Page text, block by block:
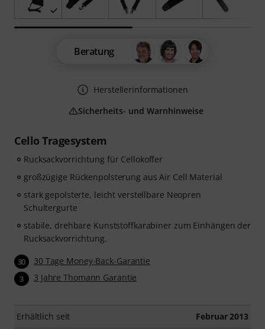
Cello Tragesystem
Rucksackvorrichtung für Cellokoffer
großzügige Rückenpolsterung aus Air Cell Material
stark gepolsterte, leicht verstellbare Neopren
Schultergurte
stabile, drehbare Kunststoffkarabiner zum Einhängen der
Rucksackvorrichtung.
30 30 Tage Money-Back-Garantie
3 3 Jahre Thomann Garantie
Erhältlich seit Februar 2013
Beratung
Herstellerinformationen
Sicherheits- und Warnhinweise